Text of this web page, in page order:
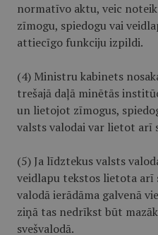
normatīvo aktu, veic
zīmogu, spiedogu vai
attiecīgo funkciju izpildi.
(4) Ministru kabinets
trešajā daļā minētās
un lietojot zīmogus,
valsts valodai var lietot arī
(5) Ja līdztekus valsts
veidlapu tekstos lietota arī
valodā ierādāma galvenā
ziņā tas nedrīkst būt
svešvalodā.